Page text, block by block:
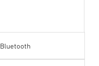
Bluetooth